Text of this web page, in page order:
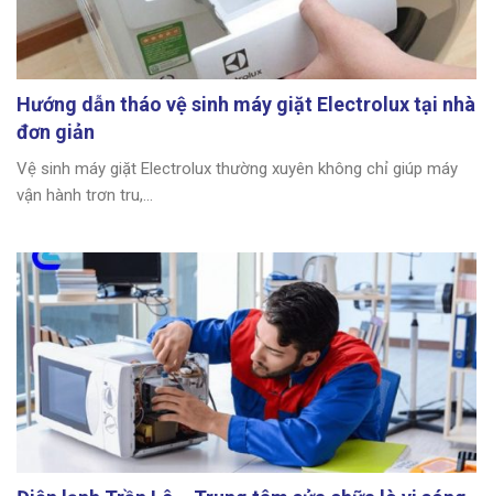
Hướng dẫn tháo vệ sinh máy giặt Electrolux tại nhà
đơn giản
Vệ sinh máy giặt Electrolux thường xuyên không chỉ giúp máy
vận hành trơn tru,...